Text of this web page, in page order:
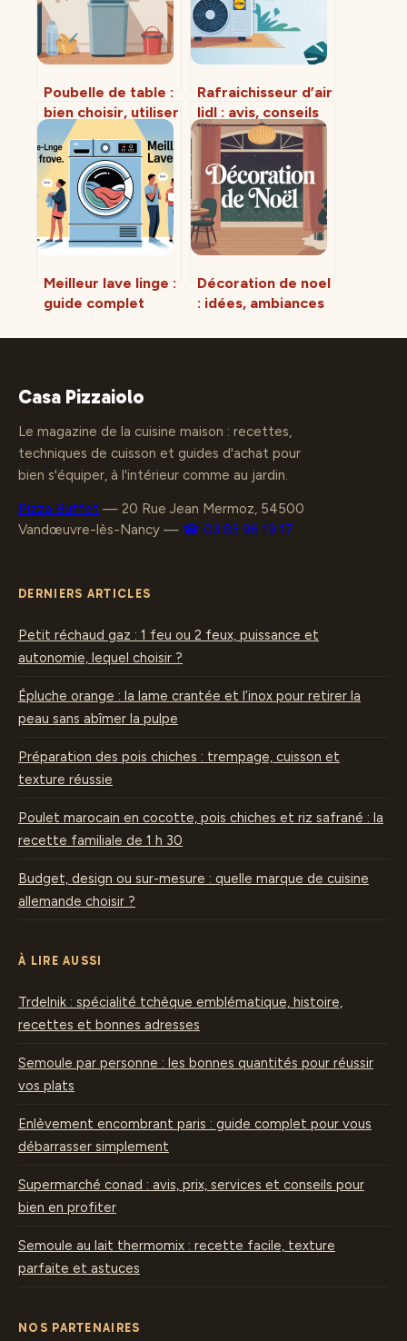
Poubelle de table :
bien choisir, utiliser
et intégrer ce petit
allié du quotidien
Rafraichisseur d’air
lidl : avis, conseils
et alternatives
pour bien choisir
Meilleur lave linge :
guide complet
en 2025
Décoration de noel
: idées, ambiances
intérieur magique
Casa Pizzaiolo
Le magazine de la cuisine maison : recettes,
techniques de cuisson et guides d'achat pour
bien s'équiper, à l'intérieur comme au jardin.
Pizza Buffet — 20 Rue Jean Mermoz, 54500
Vandœuvre-lès-Nancy — ☎ 03 83 96 19 17
DERNIERS ARTICLES
Petit réchaud gaz : 1 feu ou 2 feux, puissance et
autonomie, lequel choisir ?
Épluche orange : la lame crantée et l’inox pour retirer la
peau sans abîmer la pulpe
Préparation des pois chiches : trempage, cuisson et
texture réussie
Poulet marocain en cocotte, pois chiches et riz safrané : la
recette familiale de 1 h 30
Budget, design ou sur-mesure : quelle marque de cuisine
allemande choisir ?
À LIRE AUSSI
Trdelnik : spécialité tchèque emblématique, histoire,
recettes et bonnes adresses
Semoule par personne : les bonnes quantités pour réussir
vos plats
Enlèvement encombrant paris : guide complet pour vous
débarrasser simplement
Supermarché conad : avis, prix, services et conseils pour
bien en profiter
Semoule au lait thermomix : recette facile, texture
parfaite et astuces
NOS PARTENAIRES